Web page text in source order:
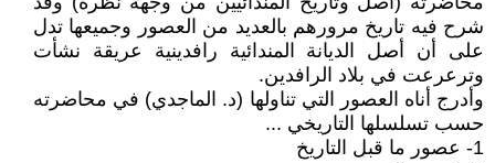
شرح فيه تاريخ مرورهم بالعديد من العصور وجميعها تدل
على أن أصل الديانة المندائية رافدينية عريقة نشأت
وترعرعت في بلاد الرافدين.
وأدرج أناه العصور التي تناولها (د. الماجدي) في محاضرته
حسب تسلسلها التاريخي ...
1- عصور ما قبل التاريخ